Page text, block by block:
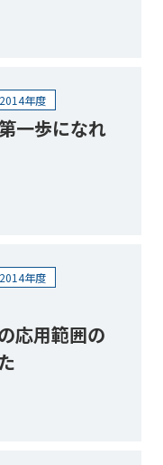
2014年度
一歩になれ
2014年度
応用範囲の